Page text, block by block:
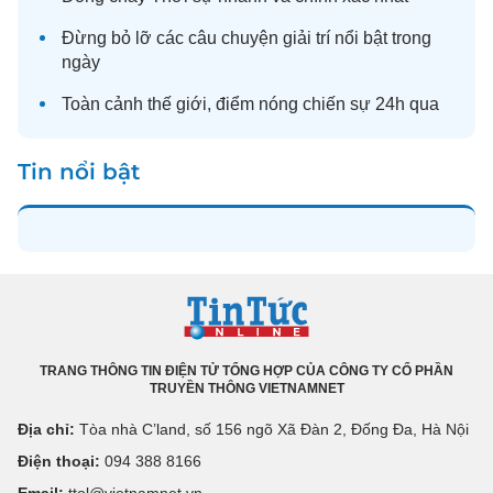
Đừng bỏ lỡ các câu chuyện giải trí nổi bật trong
ngày
Toàn cảnh thế giới, điểm nóng chiến sự 24h qua
Tin nổi bật
TRANG THÔNG TIN ĐIỆN TỬ TỔNG HỢP CỦA CÔNG TY CỔ PHẦN
TRUYỀN THÔNG VIETNAMNET
Địa chỉ: Tòa nhà C’land, số 156 ngõ Xã Đàn 2, Đống Đa, Hà Nội
Điện thoại: 094 388 8166